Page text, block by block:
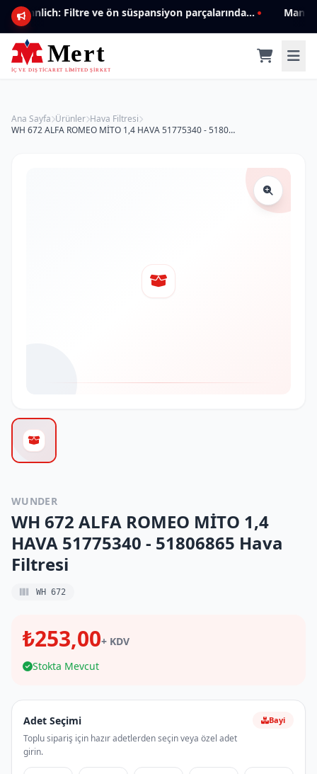
Mannlich: Filtre ve ön süspansiyon parçalarında genişleyen ürün yelpazesiyle kalite ve güven.
Ana Sayfa Ürünler Hava Filtresi
WH 672 ALFA ROMEO MİTO 1,4 HAVA 51775340 - 51806865 Hava Filtresi
WUNDER
WH 672 ALFA ROMEO MİTO 1,4
HAVA 51775340 - 51806865 Hava
Filtresi
WH 672
₺253,00+ KDV
Stokta Mevcut
Adet Seçimi
Toplu sipariş için hazır adetlerden seçin veya özel adet
girin.
Bayi